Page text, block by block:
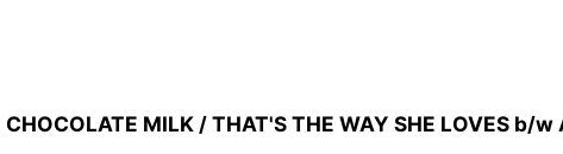
CHOCOLATE MILK / THAT'S THE WAY SHE LOVES b/